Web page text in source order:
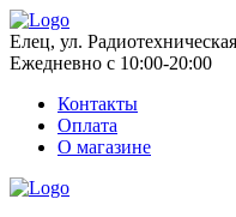
Елец, ул.
Ежедневно с 10:00-20:00
Контакты
Оплата
О магазине